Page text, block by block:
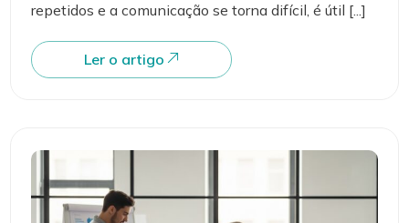
repetidos e a comunicação se torna difícil, é útil [...]
Ler o artigo